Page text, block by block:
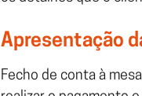
Apresentação
Fecho de conta à